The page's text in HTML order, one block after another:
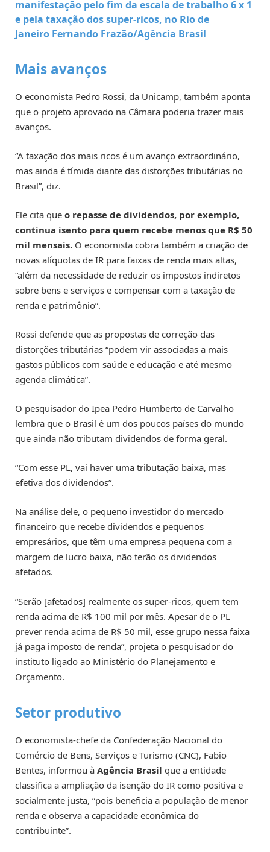
manifestação pelo fim da escala de trabalho 6 x 1
e pela taxação dos super-ricos, no Rio de
Janeiro Fernando Frazão/Agência Brasil
Mais avanços
O economista Pedro Rossi, da Unicamp, também aponta
que o projeto aprovado na Câmara poderia trazer mais
avanços.
“A taxação dos mais ricos é um avanço extraordinário,
mas ainda é tímida diante das distorções tributárias no
Brasil”, diz.
Ele cita que o repasse de dividendos, por exemplo,
continua isento para quem recebe menos que R$ 50
mil mensais. O economista cobra também a criação de
novas alíquotas de IR para faixas de renda mais altas,
“além da necessidade de reduzir os impostos indiretos
sobre bens e serviços e compensar com a taxação de
renda e patrimônio”.
Rossi defende que as propostas de correção das
distorções tributárias “podem vir associadas a mais
gastos públicos com saúde e educação e até mesmo
agenda climática”.
O pesquisador do Ipea Pedro Humberto de Carvalho
lembra que o Brasil é um dos poucos países do mundo
que ainda não tributam dividendos de forma geral.
“Com esse PL, vai haver uma tributação baixa, mas
efetiva dos dividendos”.
Na análise dele, o pequeno investidor do mercado
financeiro que recebe dividendos e pequenos
empresários, que têm uma empresa pequena com a
margem de lucro baixa, não terão os dividendos
afetados.
“Serão [afetados] realmente os super-ricos, quem tem
renda acima de R$ 100 mil por mês. Apesar de o PL
prever renda acima de R$ 50 mil, esse grupo nessa faixa
já paga imposto de renda”, projeta o pesquisador do
instituto ligado ao Ministério do Planejamento e
Orçamento.
Setor produtivo
O economista-chefe da Confederação Nacional do
Comércio de Bens, Serviços e Turismo (CNC), Fabio
Bentes, informou à Agência Brasil que a entidade
classifica a ampliação da isenção do IR como positiva e
socialmente justa, “pois beneficia a população de menor
renda e observa a capacidade econômica do
contribuinte”.